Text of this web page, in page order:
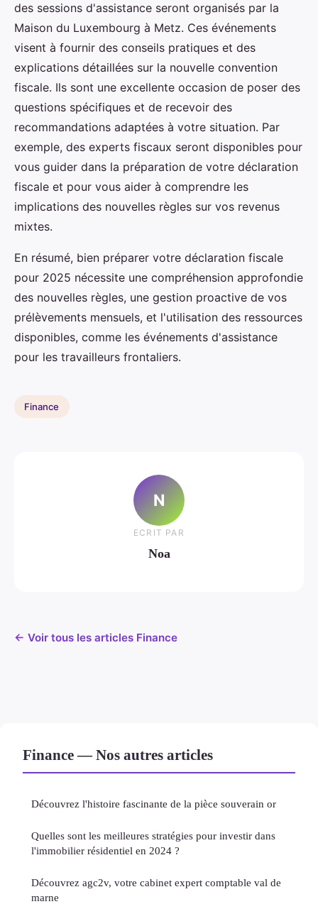
des sessions d'assistance seront organisés par la
Maison du Luxembourg à Metz. Ces événements
visent à fournir des conseils pratiques et des
explications détaillées sur la nouvelle convention
fiscale. Ils sont une excellente occasion de poser des
questions spécifiques et de recevoir des
recommandations adaptées à votre situation. Par
exemple, des experts fiscaux seront disponibles pour
vous guider dans la préparation de votre déclaration
fiscale et pour vous aider à comprendre les
implications des nouvelles règles sur vos revenus
mixtes.
En résumé, bien préparer votre déclaration fiscale
pour 2025 nécessite une compréhension approfondie
des nouvelles règles, une gestion proactive de vos
prélèvements mensuels, et l'utilisation des ressources
disponibles, comme les événements d'assistance
pour les travailleurs frontaliers.
Finance
N
ECRIT PAR
Noa
← Voir tous les articles Finance
Finance — Nos autres articles
Découvrez l'histoire fascinante de la pièce souverain or
Quelles sont les meilleures stratégies pour investir dans
l'immobilier résidentiel en 2024 ?
Découvrez agc2v, votre cabinet expert comptable val de
marne